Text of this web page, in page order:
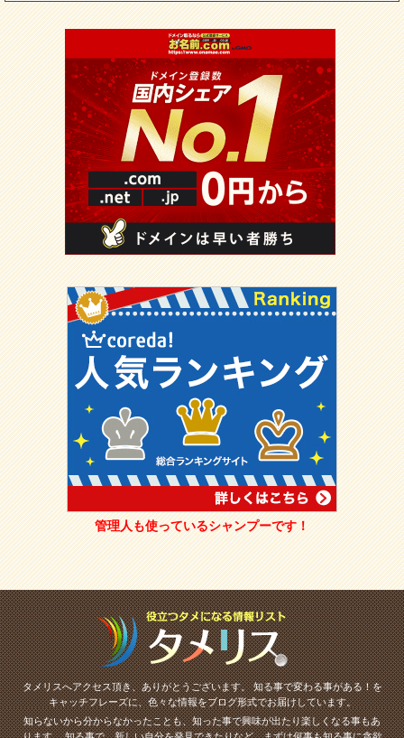
管理人も使っているシャンプーです！
タメリスへアクセス頂き、ありがとうございます。知る事で変わる事がある！を
キャッチフレーズに、色々な情報をブログ形式でお届けしています。
知らないから分からなかったことも、知った事で興味が出たり楽しくなる事もあ